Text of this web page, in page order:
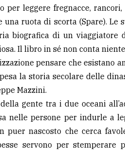
per leggere fregnacce,
una ruota di scorta (Spare). Le
biografica di un viaggiatore
Il libro in sé non conta
pensare che esistano
la storia secolare delle
Mazzini.
gente tra i due oceani
nelle persone per indurle a
puer nascosto che cerca
servono per stemperare